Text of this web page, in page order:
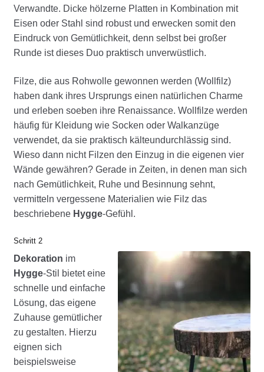
Verwandte. Dicke hölzerne Platten in Kombination mit
Eisen oder Stahl sind robust und erwecken somit den
Eindruck von Gemütlichkeit, denn selbst bei großer
Runde ist dieses Duo praktisch unverwüstlich.
Filze, die aus Rohwolle gewonnen werden (Wollfilz)
haben dank ihres Ursprungs einen natürlichen Charme
und erleben soeben ihre Renaissance. Wollfilze werden
häufig für Kleidung wie Socken oder Walkanzüge
verwendet, da sie praktisch kälteundurchlässig sind.
Wieso dann nicht Filzen den Einzug in die eigenen vier
Wände gewähren? Gerade in Zeiten, in denen man sich
nach Gemütlichkeit, Ruhe und Besinnung sehnt,
vermitteln vergessene Materialien wie Filz das
beschriebene Hygge-Gefühl.
Schritt 2
Dekoration im
Hygge-Stil bietet eine
schnelle und einfache
Lösung, das eigene
Zuhause gemütlicher
zu gestalten. Hierzu
eignen sich
beispielsweise